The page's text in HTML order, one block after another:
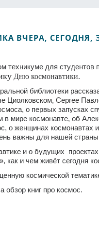
ВЧЕРА, СЕГОДНЯ,
техникуме для
Дню космонавтики.
библиотеки
Циолковском, Сергее
о первых запусках
в мире космонавте, об
о женщинах космонавтах и
важны для нашей
и о будущих
и чем живёт сегодня
космической
обзор книг про космос.